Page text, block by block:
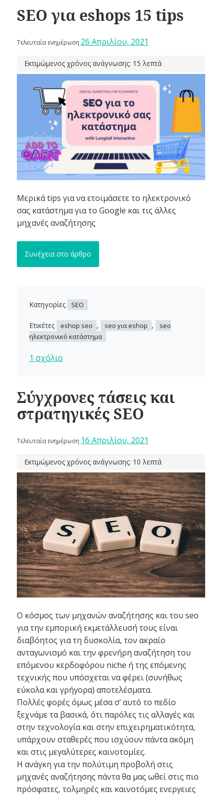
SEO για eshops 15 tips
Τελευταία ενημέρωση 26 Απριλίου, 2021
Εκτιμώμενος χρόνος ανάγνωσης: 15 λεπτά
Μερικά tips για να ετοιμάσετε το ηλεκτρονικό
σας κατάστημα για το Google και τις άλλες
μηχανές αναζήτησης
Συνέχεια στο άρθρο
Κατηγορίες SEO
Ετικέτες eshop seo , seo για eshop ,
seo
ηλεκτρονικό κατάστημα
1 σχόλιο
Σύγχρονες τάσεις και
στρατηγικές SEO
Τελευταία ενημέρωση 16 Απριλίου, 2021
Εκτιμώμενος χρόνος ανάγνωσης: 10 λεπτά
Ο κόσμος των μηχανών αναζήτησης και του seo
για την εμπορική εκμετάλλευσή τους είναι
διαβόητος για τη δυσκολία, τον ακραίο
ανταγωνισμό και την φρενήρη αναζήτηση του
επόμενου κερδοφόρου niche ή της επόμενης
τεχνικής που υπόσχεται να φέρει (συνήθως
εύκολα και γρήγορα) αποτελέσματα.
Πολλές φορές όμως μέσα σ’ αυτό το πεδίο
ξεχνάμε τα βασικά, ότι παρόλες τις αλλαγές και
στην τεχνολογία και στην επιχειρηματικότητα,
υπάρχουν σταθερές που ισχύουν πάντα ακόμη
και στις μεγαλύτερες καινοτομίες.
Η ανάγκη για την πολύτιμη προβολή στις
μηχανές αναζήτησης πάντα θα μας ωθεί στις πιο
πρόσφατες, τολμηρές και καινοτόμες ενεργειες